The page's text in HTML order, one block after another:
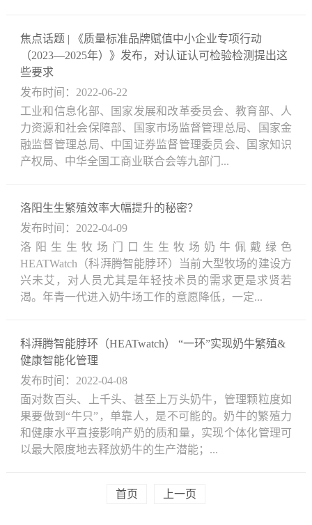
焦点话题 | 《质量标准品牌赋值中小企业专项行动
（2023—2025年）》发布，对认证认可检验检测提出这
些要求
发布时间：2022-06-22
工业和信息化部、国家发展和改革委员会、教育部、人
力资源和社会保障部、国家市场监督管理总局、国家金
融监督管理总局、中国证券监督管理委员会、国家知识
产权局、中华全国工商业联合会等九部门...
洛阳生生繁殖效率大幅提升的秘密？
发布时间：2022-04-09
洛阳生生牧场门口生生牧场奶牛佩戴绿色
HEATWatch（科湃腾智能脖环）当前大型牧场的建设方
兴未艾，对人员尤其是年轻技术员的需求更是求贤若
渴。年青一代进入奶牛场工作的意愿降低，一定...
科湃腾智能脖环（HEATwatch） “一环”实现奶牛繁殖&
健康智能化管理
发布时间：2022-04-08
面对数百头、上千头、甚至上万头奶牛，管理颗粒度如
果要做到“牛只”，单靠人，是不可能的。奶牛的繁殖力
和健康水平直接影响产奶的质和量，实现个体化管理可
以最大限度地去释放奶牛的生产潜能；...
首页 上一页